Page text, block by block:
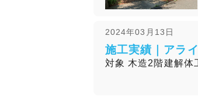
2024年03月13日
施工実績｜アラ
対象 木造2階建解体